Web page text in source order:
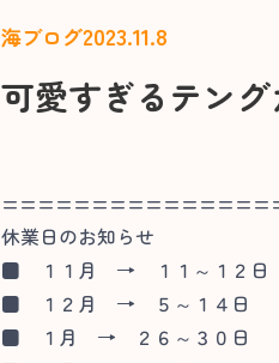
海ブログ2023.11.8
可愛すぎるテング
休業日のお知らせ
■ １１月 → １１～１２日
■ １２月 → ５～１４日
■ １月 → ２６～３０日